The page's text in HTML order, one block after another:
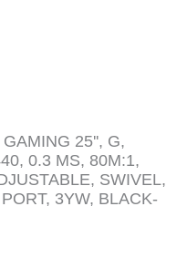
25'', G,
0.3 MS, 80M:1,
SWIVEL,
3YW, BLACK-